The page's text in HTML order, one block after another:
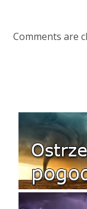
Comments are